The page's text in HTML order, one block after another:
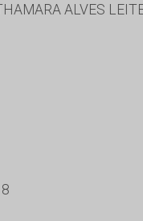
ALVES